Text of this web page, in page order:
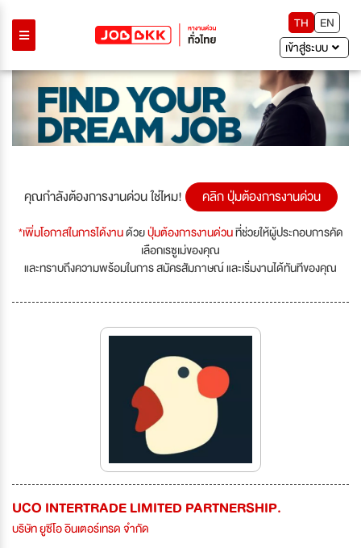
TH
EN
เข้าสู่ระบบ
คุณกำลังต้องการงานด่วน ใช่ไหม! คลิก ปุ่มต้องการงานด่วน
*เพิ่มโอกาสในการได้งานด้วยปุ่มต้องการงานด่วนที่ช่วยให้ผู้ประกอบการคัด
เลือกเรซูเม่ของคุณ
และทราบถึงความพร้อมในการ สมัครสัมภาษณ์ และเริ่มงานได้ทันทีของคุณ
UCO INTERTRADE LIMITED PARTNERSHIP.
บริษัท ยูซีโอ อินเตอร์เทรด จำกัด